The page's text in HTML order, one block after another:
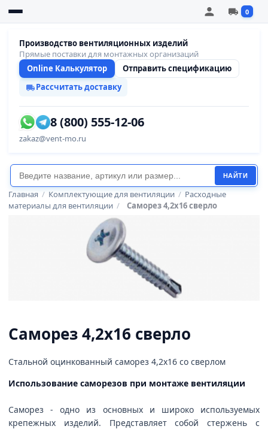
0
Производство вентиляционных изделий
Прямые поставки для монтажных организаций
Online Калькулятор
Отправить спецификацию
Рассчитать доставку
8 (800) 555-12-06
zakaz@vent-mo.ru
НАЙТИ
Главная / Комплектующие для вентиляции / Расходные
материалы для вентиляции / Саморез 4,2х16 сверло
Саморез 4,2х16 сверло
Стальной оцинкованный саморез 4,2х16 со сверлом
Использование саморезов при монтаже вентиляции
Саморез - одно из основных и широко используемых
крепежных изделий. Представляет собой стержень с